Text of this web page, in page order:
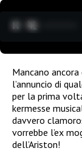
Mancano
l’annuncio di
per la prima
kermesse
davvero
vorrebbe l’ex
dell’Ariston!